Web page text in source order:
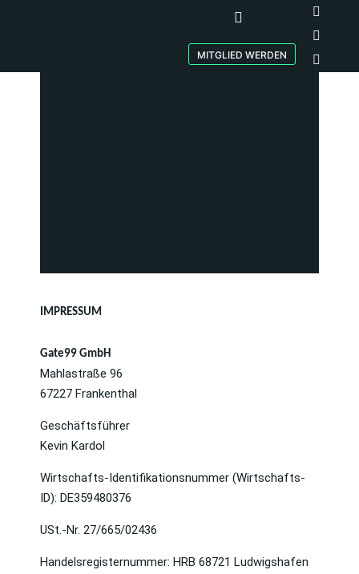
MITGLIED WERDEN
IMPRESSUM
IMPRESSUM
Gate99 GmbH
Mahlastraße 96
67227 Frankenthal
Geschäftsführer
Kevin Kardol
Wirtschafts-Identifikationsnummer (Wirtschafts-
ID): DE359480376
USt.-Nr. 27/665/02436
Handelsregisternummer: HRB 68721 Ludwigshafen